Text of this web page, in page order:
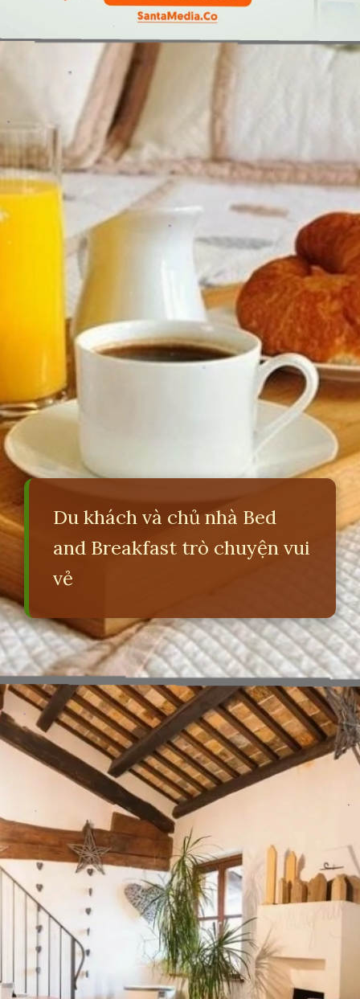
https://erci.edu.vn/bed-and-breakfast-la-gi
Du khách và chủ nhà Bed
and Breakfast trò chuyện vui
vẻ
Đang mởhttps://erci.edu.vn/bed-and-breakfast-la-gi